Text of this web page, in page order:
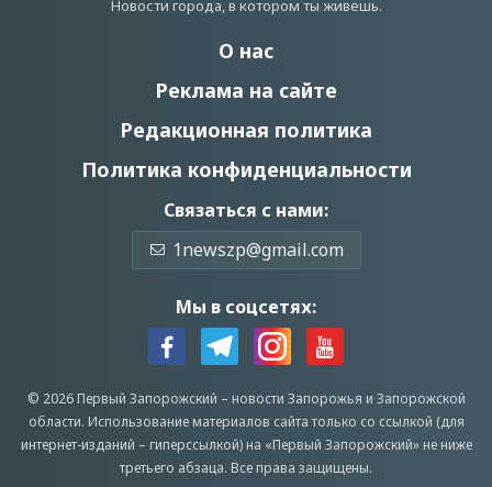
Новости города, в котором ты живешь.
О нас
Реклама на сайте
Редакционная политика
Политика конфиденциальности
Связаться с нами:
1newszp@gmail.com
Мы в соцсетях:
© 2026 Первый Запорожский – новости Запорожья и Запорожской
области. Использование материалов сайта только со ссылкой (для
интернет-изданий – гиперссылкой) на «Первый Запорожский» не ниже
третьего абзаца. Все права защищены.